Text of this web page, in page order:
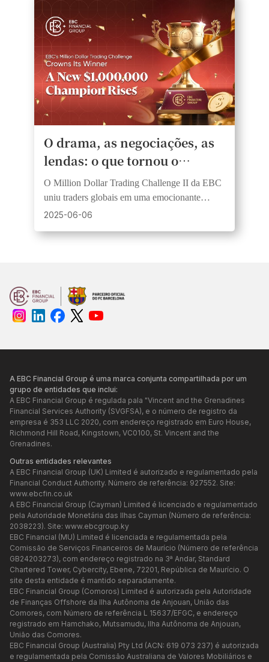
O drama, as negociações, as
lendas: o que tornou o
Million Dollar Trading
Challenge II da EBC
inesquecível
O Million Dollar Trading Challenge II da EBC
uniu traders globais em uma emocionante
competição de habilidade, estratégia e coragem,
2025-06-06
A EBC Financial Group é uma marca conjunta compartilhada por um
grupo de entidades que inclui:
A EBC Financial Group é regulada pala "Vincent and the Grenadines
Financial Services Authority (SVGFSA), e o número de registro da
empresa é 353 LLC 2020, com endereço registrado em Euro House,
Richmond Hill Road, Kingstown, VC0100, St. Vincent and the
Grenadines.
Outras entidades relevantes
A EBC Financial Group (UK) Limited é autorizado e regulamentado pela
Financial Conduct Authority. Número de referência: 927552. Site:
www.ebcfin.co.uk
A EBC Financial Group (Cayman) Limited é licenciado e regulamentado
pela Autoridade Monetária das Ilhas Cayman (Número de referência:
2038223). Site: www.ebcgroup.ky
EBC Financial (MU) Limited é licenciada e regulamentada pela
Comissão de Serviços Financeiros de Maurício (Número de referência
GB24203273), com endereço registrado na 3ª Andar, Standard
Chartered Tower, Cybercity, Ebene, 72201, República de Maurício. O
site desta entidade é mantido separadamente.
EBC Financial Group (Comoros) Limited é autorizada pela Autoridade
de Finanças Offshore da Ilha Autônoma de Anjouan, União das
Comores, com Número de referência L 15637/EFGC, e endereço
registrado em Hamchako, Mutsamudu, Ilha Autônoma de Anjouan,
União das Comores.
EBC Financial Group (Australia) Pty Ltd (ACN: 619 073 237) é autorizada
e regulamentada pela Comissão Australiana de Valores Mobiliários e